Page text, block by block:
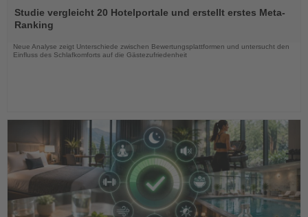
Sie
die
Nachrichten
Studie vergleicht 20 Hotelportale und erstellt erstes Meta-
Ranking
Neue Analyse zeigt Unterschiede zwischen Bewertungsplattformen und untersucht den
Einfluss des Schlafkomforts auf die Gästezufriedenheit